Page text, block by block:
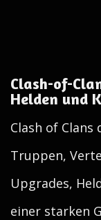
Clash-of-
Helden und
Clash of
Truppen,
Upgrades,
einer starken